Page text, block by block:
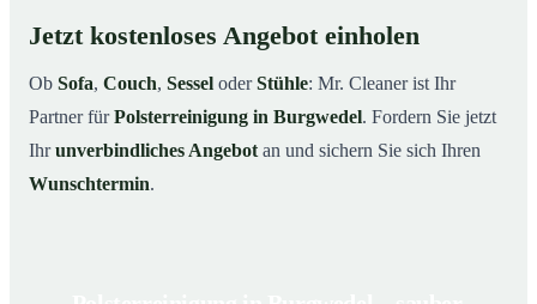
Jetzt kostenloses Angebot einholen
Ob Sofa, Couch, Sessel oderStühle: Mr. Cleaner ist Ihr
Partner fürPolsterreinigung in Burgwedel. Fordern Sie jetzt
Ihrunverbindliches Angebot an und sichern Sie sich Ihren
Wunschtermin.